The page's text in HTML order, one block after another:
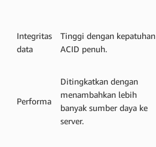
Integritas
data
Tinggi dengan kepatuhan
ACID penuh.
Performa
Ditingkatkan dengan
menambahkan lebih
banyak sumber daya ke
server.